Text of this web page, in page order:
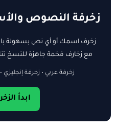
زخرفة النصوص
زخرف اسمك أو أي نص بسهولة
مع زخارف فخمة جاهزة للنسخ
زخرفة عربي • زخرفة
ابدأ